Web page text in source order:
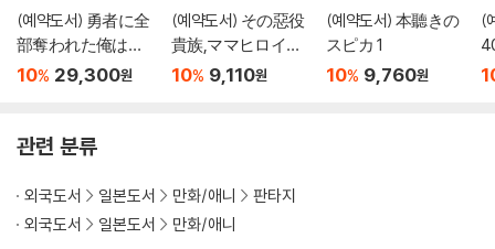
(예약도서) 勇者に全
部奪われた俺は勇
者の母親とパ-ティ
き特裝版
10% 29,300원
(예약도서) その惡役
貴族,ママヒロイン
10% 9,110원
(예약도서) 本聽きの
スピカ 1
10% 9,760원
(
관련 분류
외국도서 일본도서 만화/애니
판타지
외국도서
일본도서 만화/애니